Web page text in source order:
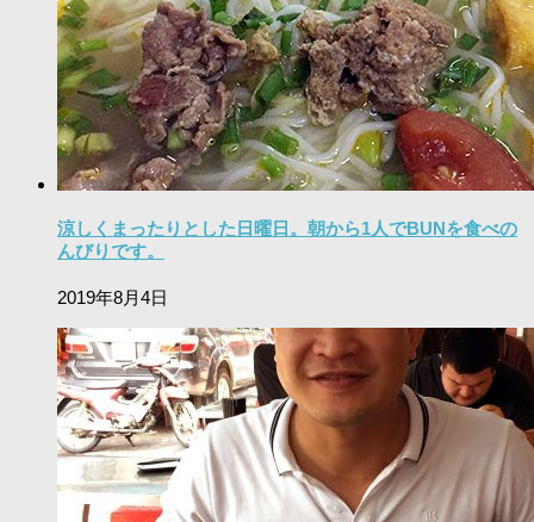
涼しくまったりとした日曜日。朝から1人でBUNを食べの
んびりです。
2019年8月4日